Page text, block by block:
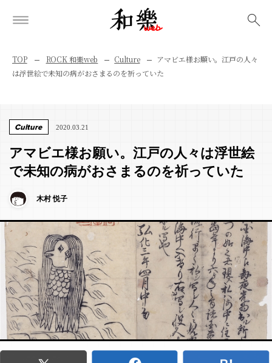
TOP ROCK 和樂web Culture
アマビエ様お願い。江戸の人々
は浮世絵で未知の病がおさまるのを祈っていた
Culture 2020.03.21
アマビエ様お願い。江戸の人々は浮世絵
で未知の病がおさまるのを祈っていた
木村 悦子